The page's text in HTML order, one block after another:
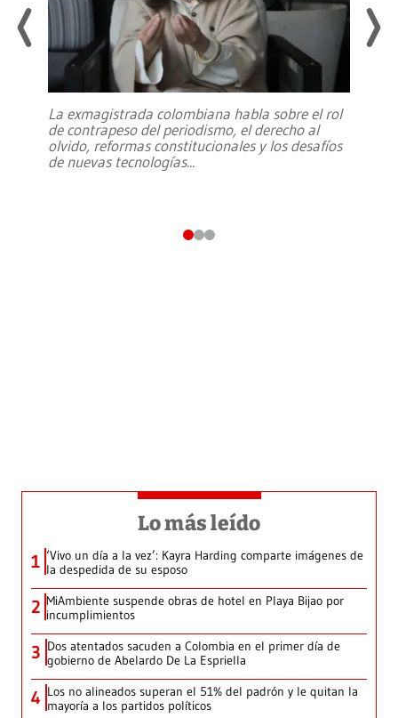
La exmagistrada colombiana habla sobre el rol
de contrapeso del periodismo, el derecho al
olvido, reformas constitucionales y los desafíos
de nuevas tecnologías...
Lo más leído
1 ‘Vivo un día a la vez’: Kayra Harding comparte imágenes de
la despedida de su esposo
2 MiAmbiente suspende obras de hotel en Playa Bijao por
incumplimientos
3 Dos atentados sacuden a Colombia en el primer día de
gobierno de Abelardo De La Espriella
4 Los no alineados superan el 51% del padrón y le quitan la
mayoría a los partidos políticos